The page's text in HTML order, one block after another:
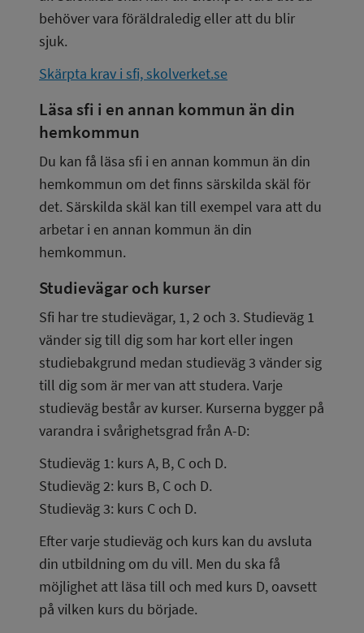
behöver vara föräldraledig eller att du blir
sjuk.
Skärpta krav i sfi, skolverket.se
Läsa sfi i en annan kommun än din
hemkommun
Du kan få läsa sfi i en annan kommun än din
hemkommun om det finns särskilda skäl för
det. Särskilda skäl kan till exempel vara att du
arbetar i en annan kommun än din
hemkommun.
Studievägar och kurser
Sfi har tre studievägar, 1, 2 och 3. Studieväg 1
vänder sig till dig som har kort eller ingen
studiebakgrund medan studieväg 3 vänder sig
till dig som är mer van att studera. Varje
studieväg består av kurser. Kurserna bygger på
varandra i svårighetsgrad från A-D:
Studieväg 1: kurs A, B, C och D.
Studieväg 2: kurs B, C och D.
Studieväg 3: kurs C och D.
Efter varje studieväg och kurs kan du avsluta
din utbildning om du vill. Men du ska få
möjlighet att läsa till och med kurs D, oavsett
på vilken kurs du började.